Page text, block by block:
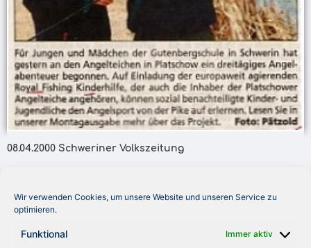
Wir verwenden Cookies, um unsere Website und unseren Service zu
optimieren.
Funktional Immer aktiv
08.04.2000 Schweriner Volkszeitung
Angelcamps für Schüler an den Angelteichen von
Platschow. „Auf Einladung der europaweit agierenden
Royal Fishing Kinderhilfe, der auch die Inhaber der